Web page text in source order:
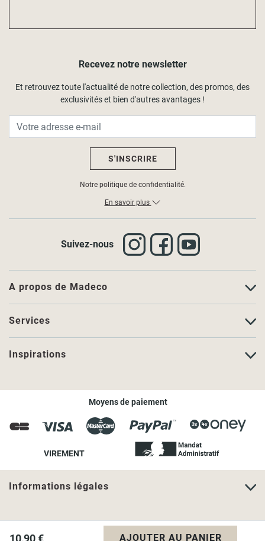
10,90 € AJOUTER AU PANIER
A propos de Madeco
Services
Inspirations
Recevez notre newsletter
Et retrouvez toute l'actualité de notre collection, des promos, des
exclusivités et bien d'autres avantages !
S'INSCRIRE
Notre politique de confidentialité.
En savoir plus
Suivez-nous
Moyens de paiement
VIREMENT
Informations légales